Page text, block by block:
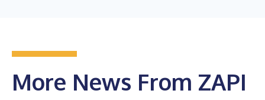
More News From ZAPI